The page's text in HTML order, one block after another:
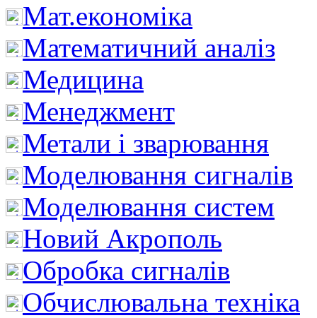
Мат.економіка
Математичний аналіз
Медицина
Менеджмент
Метали і зварювання
Моделювання сигналів
Моделювання систем
Новий Акрополь
Обробка сигналів
Обчислювальна техніка